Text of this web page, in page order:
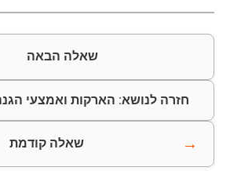
שאלה הבאה
חזרה לנושא: הארקות ואמצעי
→ שאלה קודמת